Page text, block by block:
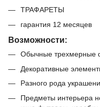
ТРАФАРЕТЫ
гарантия 12 месяцев
Возможности:
Обычные трехмерные
Декоративные
Разного рода
Предметы интерьера